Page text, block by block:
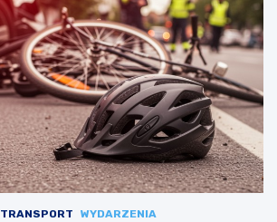
TRANSPORT WYDARZENIA